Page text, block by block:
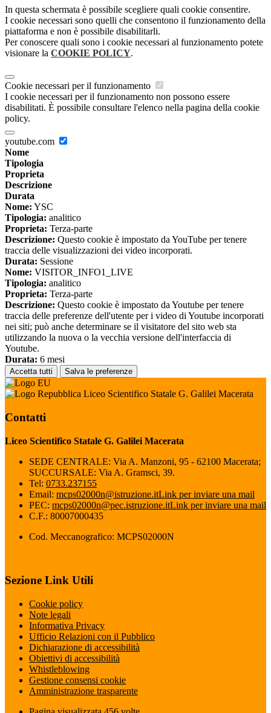
In questa schermata è possibile scegliere quali cookie consentire.
I cookie necessari sono quelli che consentono il funzionamento della
piattaforma e non è possibile disabilitarli.
Per conoscere quali sono i cookie necessari al funzionamento potete
visionare la COOKIE POLICY.
Cookie necessari per il funzionamento
I cookie necessari per il funzionamento non possono essere
disabilitati. È possibile consultare l'elenco nella pagina della cookie
policy.
youtube.com
Nome
Tipologia
Proprieta
Descrizione
Durata
Nome: YSC
Tipologia: analitico
Proprieta: Terza-parte
Descrizione: Questo cookie è impostato da YouTube per tenere
traccia delle visualizzazioni dei video incorporati.
Durata: Sessione
Nome: VISITOR_INFO1_LIVE
Tipologia: analitico
Proprieta: Terza-parte
Descrizione: Questo cookie è impostato da Youtube per tenere
traccia delle preferenze dell'utente per i video di Youtube incorporati
nei siti; può anche determinare se il visitatore del sito web sta
utilizzando la nuova o la vecchia versione dell'interfaccia di
Youtube.
Durata: 6 mesi
Accetta tutti Salva le preferenze
Liceo Scientifico Statale G. Galilei Macerata
Contatti
Liceo Scientifico Statale G. Galilei Macerata
SEDE CENTRALE: Via A. Manzoni, 95 - 62100 Macerata;
SUCCURSALE: Via A. Gramsci, 39.
Tel: 0733.237155
Email: mcps02000n@istruzione.itLink per inviare una mail
PEC: mcps02000n@pec.istruzione.itLink per inviare una mail
C.F.: 80007000435
Cod. Meccanografico: MCPS02000N
Sezione Link Utili
Cookie policy
Note legali
Informativa Privacy
Ufficio Relazioni con il Pubblico
Dichiarazione di accessibilità
Obiettivi di accessibilità
Whistleblowing
Gestione consensi cookie
Amministrazione trasparente